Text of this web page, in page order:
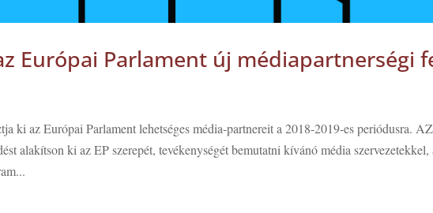
Európai Parlament új médiapartnerségi
ki az Európai Parlament lehetséges média-partnereit a 2018-2019-es periódusra.
alakítson ki az EP szerepét, tevékenységét bemutatni kívánó média szervezetekkel,